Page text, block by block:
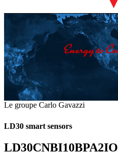
Le groupe Carlo Gavazzi
LD30 smart sensors
LD30CNBI10BPA2IO